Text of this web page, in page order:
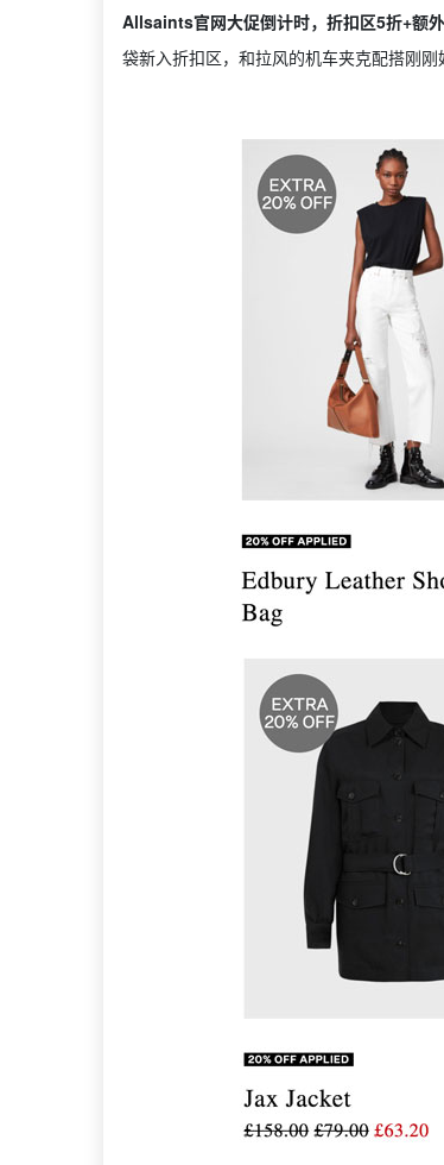
Allsaints官网大促倒计时，折扣区5折+额
袋新入折扣区，和拉风的机车夹克配搭刚